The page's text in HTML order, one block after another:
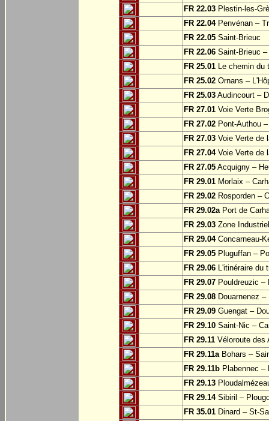
FR 22.03 Plestin-les-
FR 22.04Penvénan –
FR 22.05 Saint-Brieuc
FR 22.06 Saint-Brieuc
FR 25.01 Le chemin du
FR 25.02 Ornans –
FR 25.03 Audincourt –
FR 27.01 Voie Verte
FR 27.02 Pont-Authou
FR 27.03 Voie Verte de
FR 27.04Voie Verte de
FR 27.05 Acquigny –
FR 29.01 Morlaix –
FR 29.02 Rosporden –
FR 29.02aPort de
FR 29.03 Zone
FR 29.04Concarneau-
FR 29.05 Pluguffan –
FR 29.06 L'itinéraire du
FR 29.07 Pouldreuzic –
FR 29.08 Douarnenez
FR 29.09 Guengat –
FR 29.10 Saint-Nic –
FR 29.11 Véloroute des
FR 29.11aBohars –
FR 29.11b Plabennec –
FR 29.13
FR 29.14Sibiril –
FR 35.01 Dinard – St-